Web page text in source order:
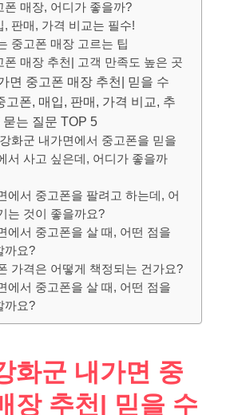
폰 매장, 어디가 좋을까?
, 판매, 가격 비교는 필수!
중고폰 매장 고르는 팁
폰 매장 추천| 고객 만족도 높은 곳
면 중고폰 매장 추천| 믿을 수
고폰, 매입, 판매, 가격 비교, 추
는 질문 TOP 5
화군 내가면에서 중고폰을 믿을
서 사고 싶은데, 어디가 좋을까
에서 중고폰을 팔려고 하는데, 어
는 것이 좋을까요?
에서 중고폰을 살 때, 어떤 점을
까요?
가격은 어떻게 책정되는 건가요?
에서 중고폰을 살 때, 어떤 점을
까요?
화군 내가면 중
장 추천| 믿을 수